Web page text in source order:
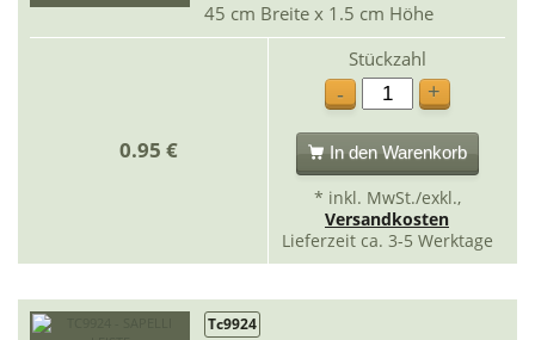
45 cm Breite x 1.5 cm Höhe
0.95 €
Stückzahl
-
+
In den Warenkorb
* inkl. MwSt./exkl.,
Versandkosten
Lieferzeit ca. 3-5 Werktage
Tc9924